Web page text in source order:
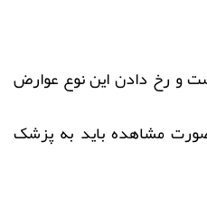
و رخ دادن این نوع عوارض
مشاهده باید به پزشک